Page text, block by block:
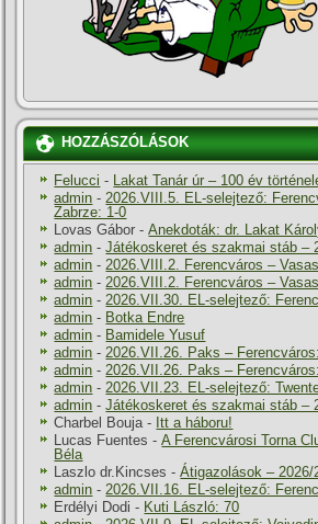
HOZZÁSZÓLÁSOK
Felucci -
Lakat Tanár úr – 100 év
admin - 2026.VIII.5. EL-selejtező:
Zabrze: 1-0
Lovas Gábor -Anekdoták: dr. Lakat
admin -Játékoskeret és szakmai stáb –
admin - 2026.VIII.2. Ferencváros –
admin - 2026.VIII.2. Ferencváros –
admin - 2026.VII.30. EL-selejtező:
admin - Botka Endre
admin - Bamidele Yusuf
admin - 2026.VII.26. Paks –
admin - 2026.VII.26. Paks –
admin - 2026.VII.23. EL-selejtező:
admin -Játékoskeret és szakmai stáb –
Charbel Bouja - Itt a háboru!
Lucas Fuentes -A Ferencvárosi Torna
Béla
Laszlo dr.Kincses -Átigazolások – 2026/
admin - 2026.VII.16. EL-selejtező:
Erdélyi Dodi - Kuti László: 70